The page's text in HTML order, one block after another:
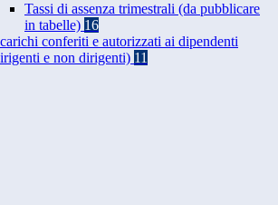
Tassi di assenza trimestrali (da pubblicare
in tabelle) 16
conferiti e autorizzati ai dipendenti
e non dirigenti) 11